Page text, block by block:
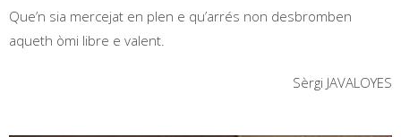
Que’n sia mercejat en plen e qu’arrés non desbromben
aqueth òmi libre e valent.
Sèrgi JAVALOYES